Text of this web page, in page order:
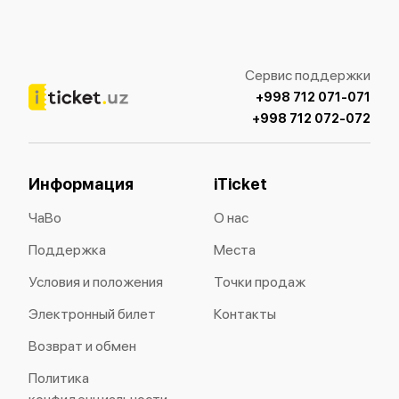
Сервис поддержки
+998 712 071-071
+998 712 072-072
Информация
ЧаВо
Поддержка
Условия и положения
Электронный билет
Возврат и обмен
Политика
iTicket
О нас
Места
Точки продаж
Контакты